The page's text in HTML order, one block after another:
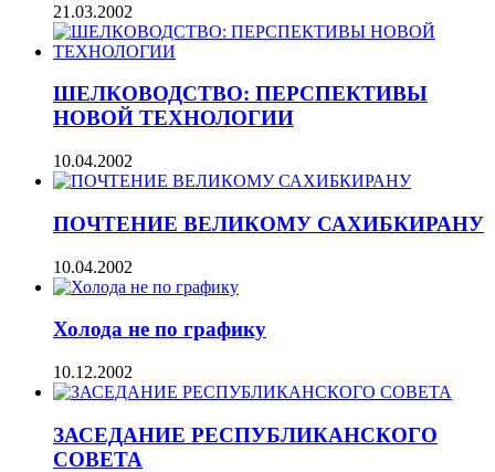
21.03.2002
ШЕЛКОВОДСТВО: ПЕРСПЕКТИВЫ
НОВОЙ ТЕХНОЛОГИИ
10.04.2002
ПОЧТЕНИЕ ВЕЛИКОМУ САХИБКИРАНУ
10.04.2002
Холода не по графику
10.12.2002
ЗАСЕДАНИЕ РЕСПУБЛИКАНСКОГО
СОВЕТА